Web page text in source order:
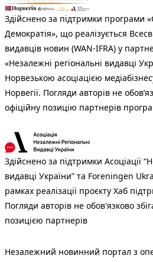
Здійснено за підтримки програми
Демократія», що реалізується
видавців новин (WAN-IFRA) у
«Незалежні регіональні видавці
Норвезькою асоціацією
Норвегії. Погляди авторів не
офіційну позицію партнерів
Здійснено за підтримки Асоціації
видавці України” та Foreningen
рамках реалізації проєкту Хаб
Погляди авторів не обов'язково
позицією партнерів
Незалежний новинний портал з